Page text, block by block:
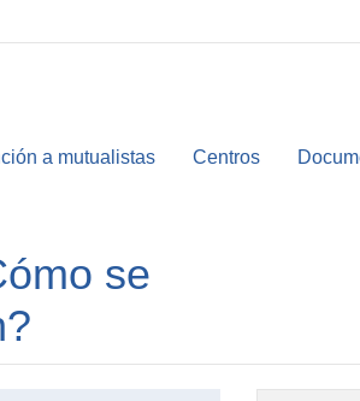
a mutualistas Centros
se